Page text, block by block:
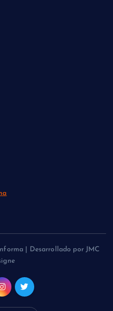
| Desarrollado por JMC